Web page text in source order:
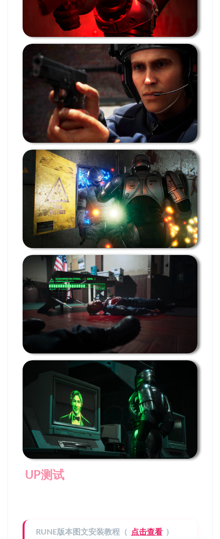
UP测试
RUNE版本图文安装教程（ 点击查看 ）